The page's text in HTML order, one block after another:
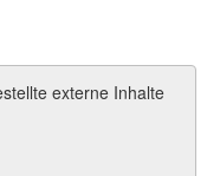
externe Inhalte